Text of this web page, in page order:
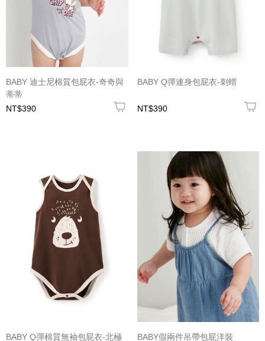
BABY 迪士尼棉質包屁衣-奇奇與
蒂蒂
NT$390
BABY Q彈連身包屁衣-刺蝟
NT$390
BABY Q彈棉質無袖包屁衣-北極 BABY假兩件吊帶包屁洋裝